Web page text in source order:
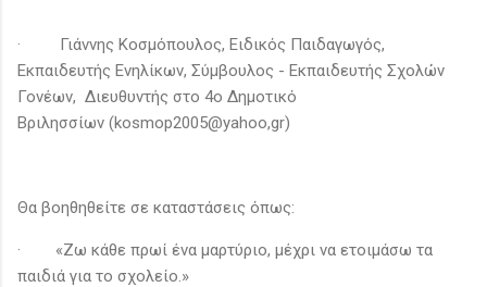
· Γιάννης Κοσμόπουλος, Ειδικός Παιδαγωγός,
Εκπαιδευτής Ενηλίκων, Σύμβουλος - Εκπαιδευτής Σχολών
Γονέων, Διευθυντής στο 4ο Δημοτικό
Βριλησσίων (kosmop2005@yahoo,gr)
Θα βοηθηθείτε σε καταστάσεις όπως:
· «Ζω κάθε πρωί ένα μαρτύριο, μέχρι να ετοιμάσω τα
παιδιά για το σχολείο.»